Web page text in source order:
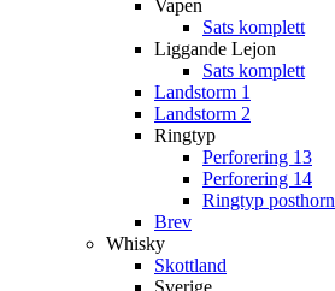
Vapen
Sats komplett
Liggande Lejon
Sats komplett
Landstorm 1
Landstorm 2
Ringtyp
Perforering 13
Perforering 14
Ringtyp posthorn
Brev
Whisky
Skottland
Sverige